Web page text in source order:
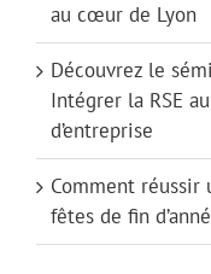
au cœur de Lyon
Découvrez le
Intégrer la RSE
d’entreprise
Comment réussir
fêtes de fin